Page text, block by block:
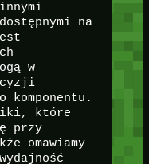
na
w
komponentu.
które
przy
omawiamy